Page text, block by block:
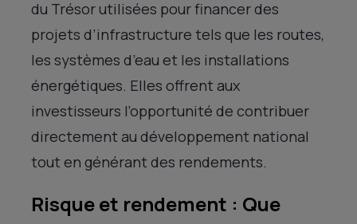
du Trésor utilisées pour financer des
projets d’infrastructure tels que les routes,
les systèmes d’eau et les installations
énergétiques. Elles offrent aux
investisseurs l’opportunité de contribuer
directement au développement national
tout en générant des rendements.
Risque et rendement : Que